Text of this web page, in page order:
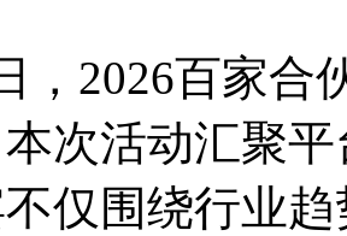
，2026百家合
次活动汇聚
仅围绕行业